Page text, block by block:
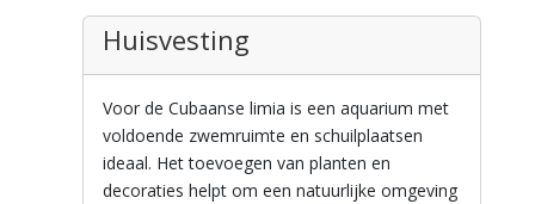
Huisvesting
Voor de Cubaanse limia is een aquarium met
voldoende zwemruimte en schuilplaatsen
ideaal. Het toevoegen van planten en
decoraties helpt om een natuurlijke omgeving